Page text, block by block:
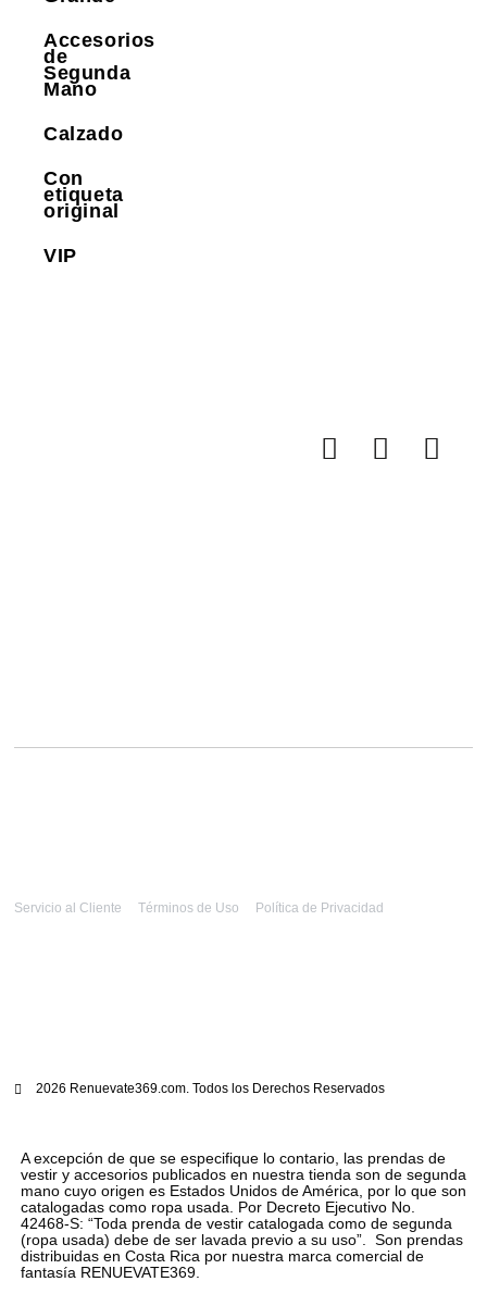
Accesorios
de
Segunda
Mano
Calzado
Con
etiqueta
original
VIP
2026 Renuevate369.com. Todos los Derechos Reservados
Servicio al Cliente Términos de Uso Política de Privacidad
A excepción de que se especifique lo contario, las prendas de
vestir y accesorios publicados en nuestra tienda son de segunda
mano cuyo origen es Estados Unidos de América, por lo que son
catalogadas como ropa usada. Por Decreto Ejecutivo No.
42468-S: “Toda prenda de vestir catalogada como de segunda
(ropa usada) debe de ser lavada previo a su uso”. Son prendas
distribuidas en Costa Rica por nuestra marca comercial de
fantasía RENUEVATE369.